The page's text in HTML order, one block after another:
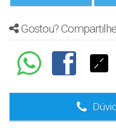
Gostou? Compartilhe